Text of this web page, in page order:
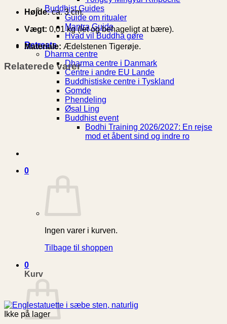
Buddhist Guides
Guide om ritualer
Mantra Guide
Hvad vil Buddha gøre
Retreats
Dharma centre
Dharma centre i Danmark
Centre i andre EU Lande
Buddhistiske centre i Tyskland
Gomde
Phendeling
Øsal Ling
Buddhist event
Bodhi Training 2026/2027: En rejse
mod et åbent sind og indre ro
0
Ingen varer i kurven.
Tilbage til shoppen
0
Kurv
Højde:ca. 3 cm.
Vægt: 0,01 kg (let og behageligt at bære).
Materiale: Ædelstenen Tigerøje.
Relaterede varer
Ikke på lager